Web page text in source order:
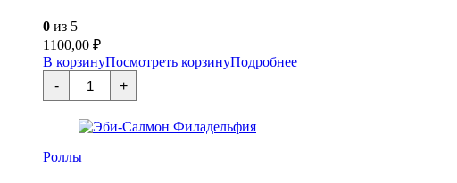
0 из 5
1100,00 ₽
В корзинуПосмотреть корзинуПодробнее
-
Количество
товара
Дракон
+
Роллы